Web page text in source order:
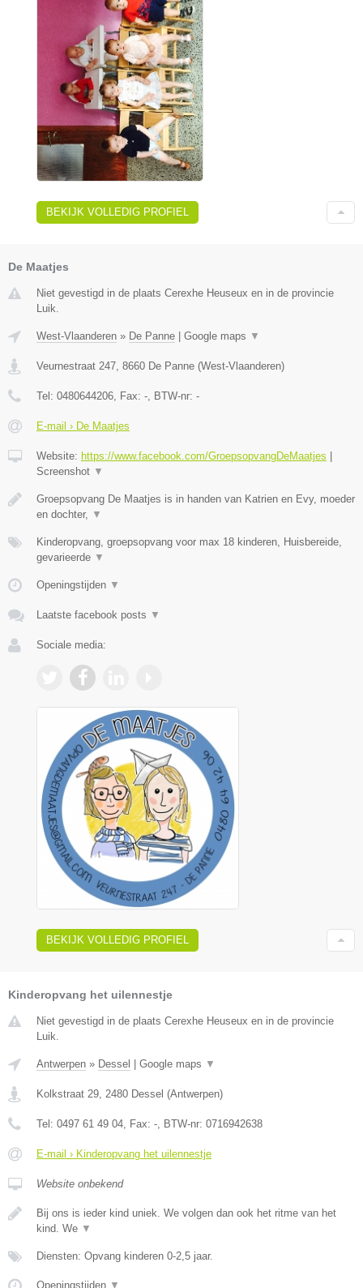
BEKIJK VOLLEDIG PROFIEL
De Maatjes
Niet gevestigd in de plaats Cerexhe Heuseux en in de provincie
Luik.
West-Vlaanderen » De Panne Google maps ▼
Veurnestraat 247, 8660 De Panne (West-Vlaanderen)
Tel: 0480644206, Fax: -, BTW-nr: -
E-mail › De Maatjes
Website: https://www.facebook.com/GroepsopvangDeMaatjes
Screenshot ▼
Groepsopvang De Maatjes is in handen van Katrien en Evy, moeder
en dochter, ▼
Kinderopvang, groepsopvang voor max 18 kinderen, Huisbereide,
gevarieerde ▼
Openingstijden ▼
Laatste facebook posts ▼
Sociale media:
BEKIJK VOLLEDIG PROFIEL
Kinderopvang het uilennestje
Niet gevestigd in de plaats Cerexhe Heuseux en in de provincie
Luik.
Antwerpen » Dessel Google maps ▼
Kolkstraat 29, 2480 Dessel (Antwerpen)
Tel: 0497 61 49 04, Fax: -, BTW-nr: 0716942638
E-mail › Kinderopvang het uilennestje
Website onbekend
Bij ons is ieder kind uniek. We volgen dan ook het ritme van het
kind. We ▼
Diensten: Opvang kinderen 0-2,5 jaar.
Openingstijden ▼